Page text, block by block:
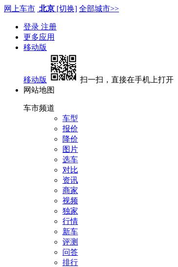
网上车市 北京 [切换] 全部城市>>
登录 注册
更多应用
移动版
移动版
扫一扫，直接在手机上打开
网站地图
车市频道
车型
报价
降价
图片
选车
对比
资讯
商家
视频
独家
行情
新车
评测
问答
排行